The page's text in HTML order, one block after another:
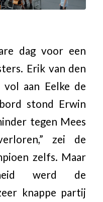
dag voor een
Erik van den
aan Eelke de
stond Erwin
tegen Mees
zei de
zelfs. Maar
werd de
knappe partij